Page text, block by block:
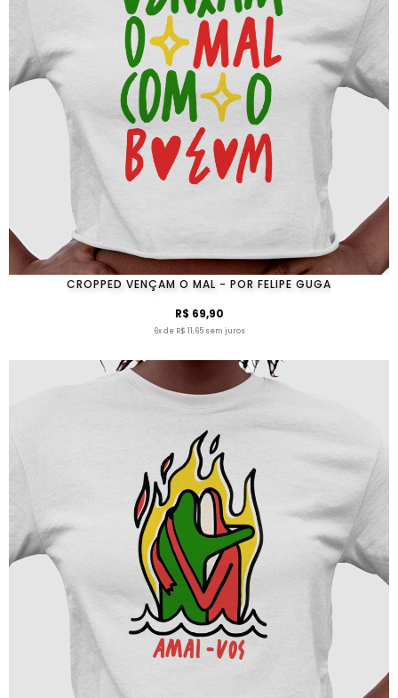
CROPPED VENÇAM O MAL - POR FELIPE GUGA
R$ 69,90
6x de R$ 11,65 sem juros